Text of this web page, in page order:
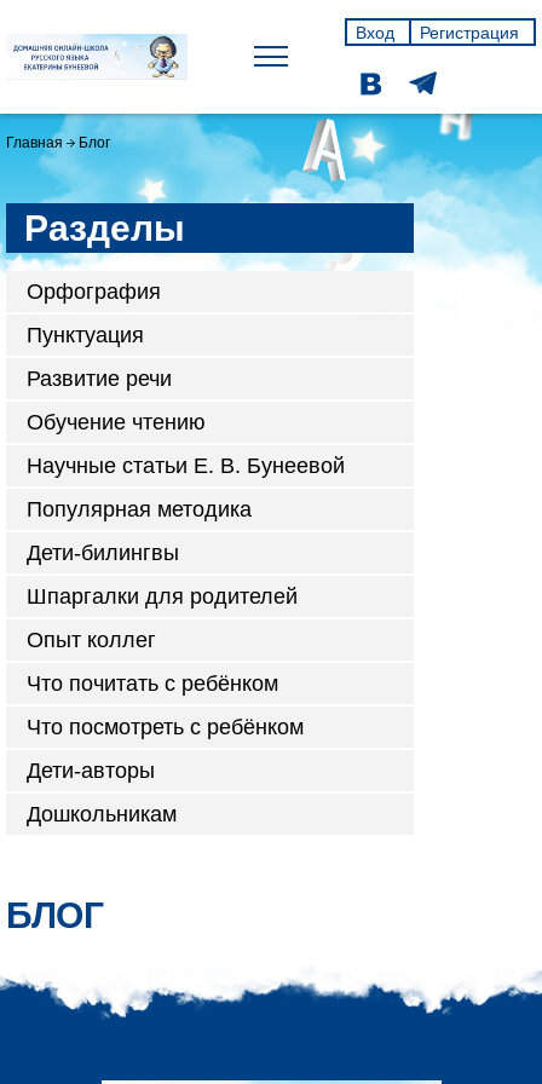
Вход Регистрация
Главная Блог
БЛОГ
Разделы
Орфография
Пунктуация
Развитие речи
Обучение чтению
Научные статьи Е. В. Бунеевой
Популярная методика
Дети-билингвы
Шпаргалки для родителей
Опыт коллег
Что почитать с ребёнком
Что посмотреть с ребёнком
Дети-авторы
Дошкольникам